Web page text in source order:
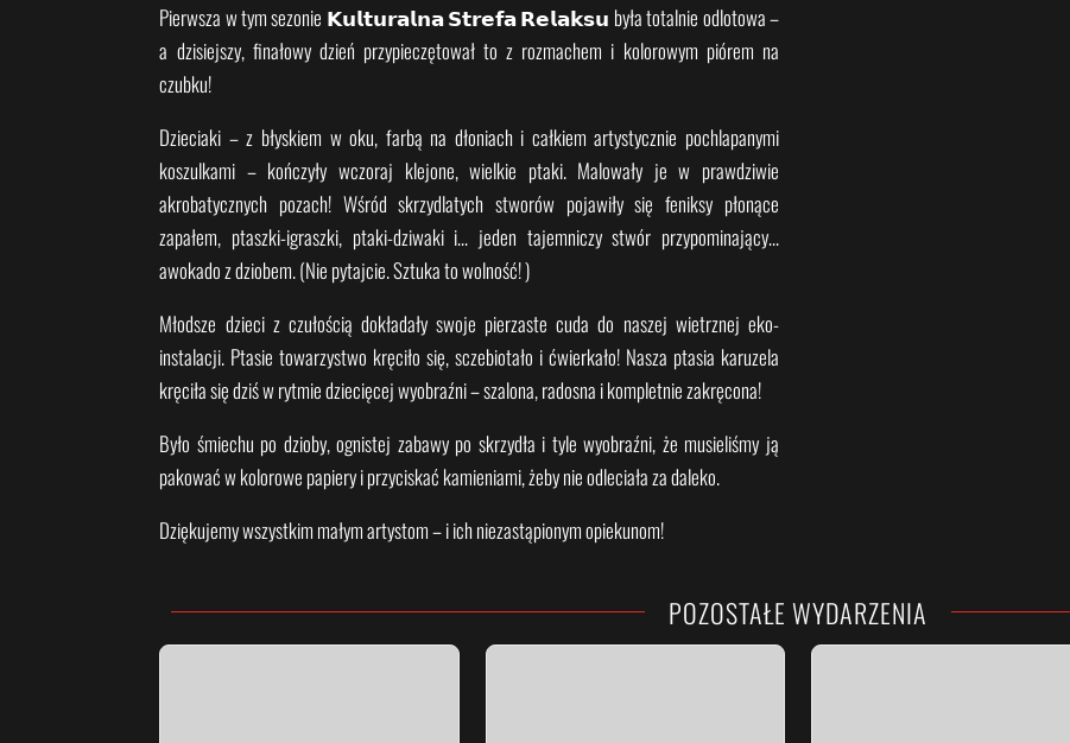
Pierwsza w tym sezonie 𝗞𝘂𝗹𝘁𝘂𝗿𝗮𝗹𝗻𝗮 𝗦𝘁𝗿𝗲𝗳𝗮 𝗥𝗲𝗹𝗮𝗸𝘀𝘂 była totalnie odlotowa –
a dzisiejszy, finałowy dzień przypieczętował to z rozmachem i kolorowym piórem na
czubku!
Dzieciaki – z błyskiem w oku, farbą na dłoniach i całkiem artystycznie pochlapanymi
koszulkami – kończyły wczoraj klejone, wielkie ptaki. Malowały je w prawdziwie
akrobatycznych pozach! Wśród skrzydlatych stworów pojawiły się feniksy płonące
zapałem, ptaszki-igraszki, ptaki-dziwaki i… jeden tajemniczy stwór przypominający…
awokado z dziobem. (Nie pytajcie. Sztuka to wolność! )
Młodsze dzieci z czułością dokładały swoje pierzaste cuda do naszej wietrznej eko-
instalacji. Ptasie towarzystwo kręciło się, sczebiotało i ćwierkało! Nasza ptasia karuzela
kręciła się dziś w rytmie dziecięcej wyobraźni – szalona, radosna i kompletnie zakręcona!
Było śmiechu po dzioby, ognistej zabawy po skrzydła i tyle wyobraźni, że musieliśmy ją
pakować w kolorowe papiery i przyciskać kamieniami, żeby nie odleciała za daleko.
Dziękujemy wszystkim małym artystom – i ich niezastąpionym opiekunom!
POZOSTAŁE WYDARZENIA